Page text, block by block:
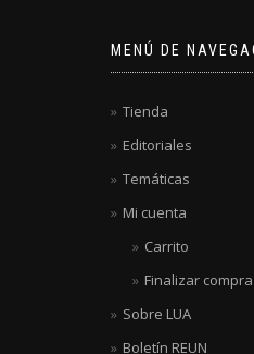
MENÚ DE
Tienda
Editoriales
Temáticas
Mi cuenta
Carrito
Finalizar compra
Sobre LUA
Boletín REUN